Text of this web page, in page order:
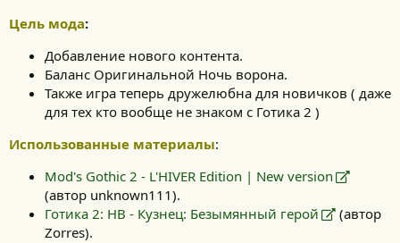
Цель мода:
Добавление нового контента.
Баланс Оригинальной Ночь ворона.
Также игра теперь дружелюбна для новичков ( даже
для тех кто вообще не знаком с Готика 2 )
Использованные материалы:
Mod's Gothic 2 - L'HIVER Edition | New version
(автор unknown111).
Готика 2: НВ - Кузнец: Безымянный герой
(автор
Zorres).